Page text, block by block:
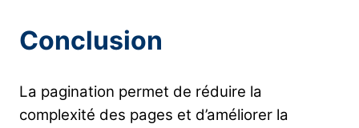
Conclusion
La pagination permet de réduire la
complexité des pages et d’améliorer la